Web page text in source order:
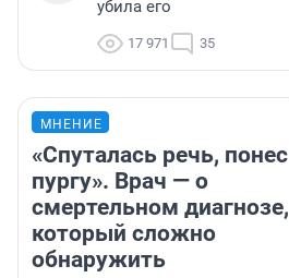
убила его
17 971 35
МНЕНИЕ
«Спуталась речь, понес
пургу». Врач — о
смертельном диагнозе,
который сложно
обнаружить